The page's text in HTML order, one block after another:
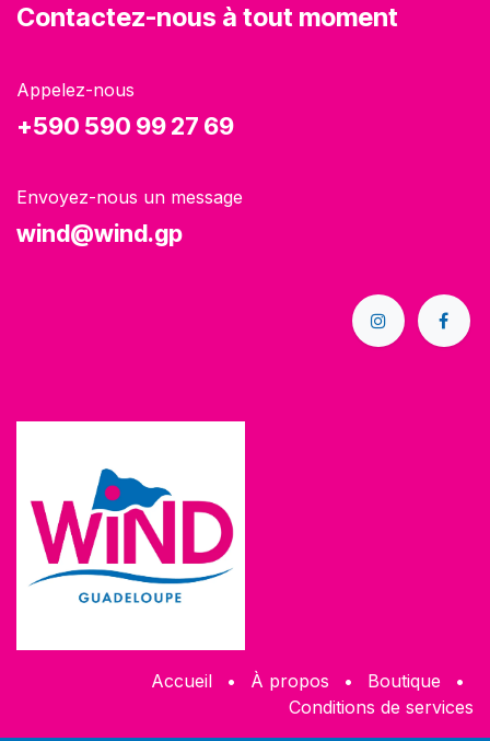
Contactez-nous à tout moment
Appelez-nous
+590 590 99 27 69
Envoyez-nous un message
wind@wind.gp
Accueil • À propos • Boutique
•
Conditions de services